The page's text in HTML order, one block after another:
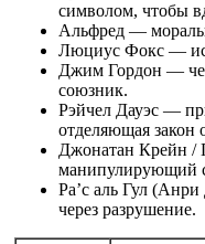
символом, чтобы
Альфред —
Люциус Фокс —
Джим Гордон —
союзник.
Рэйчел Дауэс —
отделяющая закон
Джонатан Крейн /
манипулирующий
Ра’с аль Гул
через разрушение.